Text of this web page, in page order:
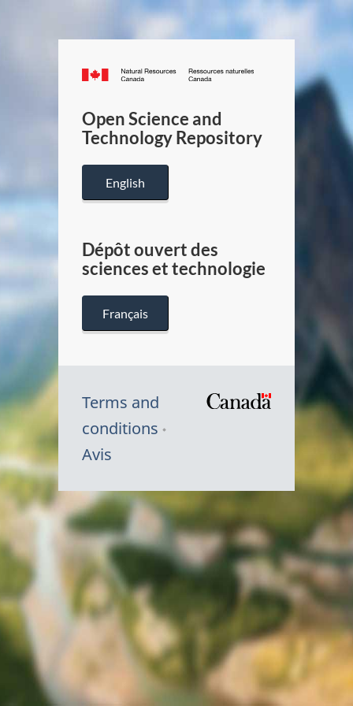
Canada.ca
/
Canada
Open Science and
Technology Repository
English
Dépôt ouvert des
sciences et technologie
Français
Terms and
conditions
Avis
Canada